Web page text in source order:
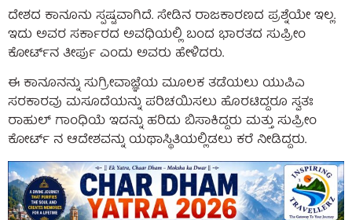
ದೇಶದ ಕಾನೂನು ಸ್ಪಷ್ಟವಾಗಿದೆ. ಸೇಡಿನ ರಾಜಕಾರಣದ ಪ್ರಶ್ನೆಯೇ ಇಲ್ಲ.
ಇದು ಅವರ ಸರ್ಕಾರದ ಅವಧಿಯಲ್ಲಿ ಬಂದ ಭಾರತದ ಸುಪ್ರೀಂ
ಕೋರ್ಟ್‌ನ ತೀರ್ಪು ಎಂದು ಅವರು ಹೇಳಿದರು.
ಈ ಕಾನೂನನ್ನು ಸುಗ್ರೀವಾಜ್ಞೆಯ ಮೂಲಕ ತಡೆಯಲು ಯುಪಿಎ
ಸರಕಾರವು ಮಸೂದೆಯನ್ನು ಪರಿಚಯಿಸಲು ಹೊರಟಿದ್ದರೂ ಸ್ವತಃ
ರಾಹುಲ್ ಗಾಂಧಿಯೆ ಇದನ್ನು ಹರಿದು ಬಿಸಾಕಿದ್ದರು ಮತ್ತು ಸುಪ್ರೀಂ
ಕೋರ್ಟ್ ನ ಆದೇಶವನ್ನು ಯಥಾಸ್ಥಿತಿಯಲ್ಲಿಡಲು ಕರೆ ನೀಡಿದ್ದರು.